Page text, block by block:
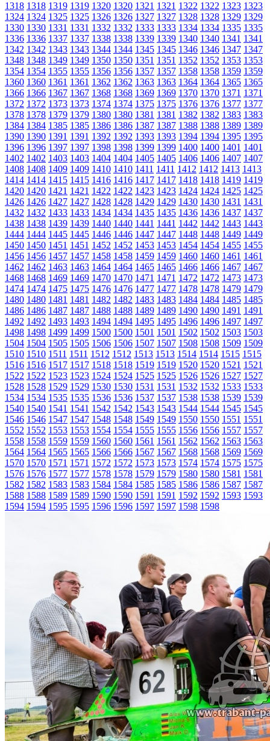
1318 1318 1319 1319 1320 1320 1321 1321 1322 1322 1323 1323
1324 1324 1325 1325 1326 1326 1327 1327 1328 1328 1329 1329
1330 1330 1331 1331 1332 1332 1333 1333 1334 1334 1335 1335
1336 1336 1337 1337 1338 1338 1339 1339 1340 1340 1341 1341
1342 1342 1343 1343 1344 1344 1345 1345 1346 1346 1347 1347
1348 1348 1349 1349 1350 1350 1351 1351 1352 1352 1353 1353
1354 1354 1355 1355 1356 1356 1357 1357 1358 1358 1359 1359
1360 1360 1361 1361 1362 1362 1363 1363 1364 1364 1365 1365
1366 1366 1367 1367 1368 1368 1369 1369 1370 1370 1371 1371
1372 1372 1373 1373 1374 1374 1375 1375 1376 1376 1377 1377
1378 1378 1379 1379 1380 1380 1381 1381 1382 1382 1383 1383
1384 1384 1385 1385 1386 1386 1387 1387 1388 1388 1389 1389
1390 1390 1391 1391 1392 1392 1393 1393 1394 1394 1395 1395
1396 1396 1397 1397 1398 1398 1399 1399 1400 1400 1401 1401
1402 1402 1403 1403 1404 1404 1405 1405 1406 1406 1407 1407
1408 1408 1409 1409 1410 1410 1411 1411 1412 1412 1413 1413
1414 1414 1415 1415 1416 1416 1417 1417 1418 1418 1419 1419
1420 1420 1421 1421 1422 1422 1423 1423 1424 1424 1425 1425
1426 1426 1427 1427 1428 1428 1429 1429 1430 1430 1431 1431
1432 1432 1433 1433 1434 1434 1435 1435 1436 1436 1437 1437
1438 1438 1439 1439 1440 1440 1441 1441 1442 1442 1443 1443
1444 1444 1445 1445 1446 1446 1447 1447 1448 1448 1449 1449
1450 1450 1451 1451 1452 1452 1453 1453 1454 1454 1455 1455
1456 1456 1457 1457 1458 1458 1459 1459 1460 1460 1461 1461
1462 1462 1463 1463 1464 1464 1465 1465 1466 1466 1467 1467
1468 1468 1469 1469 1470 1470 1471 1471 1472 1472 1473 1473
1474 1474 1475 1475 1476 1476 1477 1477 1478 1478 1479 1479
1480 1480 1481 1481 1482 1482 1483 1483 1484 1484 1485 1485
1486 1486 1487 1487 1488 1488 1489 1489 1490 1490 1491 1491
1492 1492 1493 1493 1494 1494 1495 1495 1496 1496 1497 1497
1498 1498 1499 1499 1500 1500 1501 1501 1502 1502 1503 1503
1504 1504 1505 1505 1506 1506 1507 1507 1508 1508 1509 1509
1510 1510 1511 1511 1512 1512 1513 1513 1514 1514 1515 1515
1516 1516 1517 1517 1518 1518 1519 1519 1520 1520 1521 1521
1522 1522 1523 1523 1524 1524 1525 1525 1526 1526 1527 1527
1528 1528 1529 1529 1530 1530 1531 1531 1532 1532 1533 1533
1534 1534 1535 1535 1536 1536 1537 1537 1538 1538 1539 1539
1540 1540 1541 1541 1542 1542 1543 1543 1544 1544 1545 1545
1546 1546 1547 1547 1548 1548 1549 1549 1550 1550 1551 1551
1552 1552 1553 1553 1554 1554 1555 1555 1556 1556 1557 1557
1558 1558 1559 1559 1560 1560 1561 1561 1562 1562 1563 1563
1564 1564 1565 1565 1566 1566 1567 1567 1568 1568 1569 1569
1570 1570 1571 1571 1572 1572 1573 1573 1574 1574 1575 1575
1576 1576 1577 1577 1578 1578 1579 1579 1580 1580 1581 1581
1582 1582 1583 1583 1584 1584 1585 1585 1586 1586 1587 1587
1588 1588 1589 1589 1590 1590 1591 1591 1592 1592 1593 1593
1594 1594 1595 1595 1596 1596 1597 1597 1598 1598